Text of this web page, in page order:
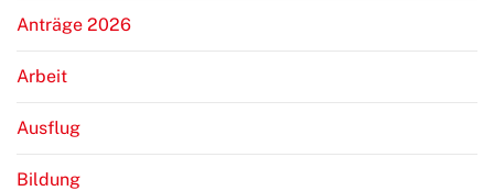
Anträge 2026
Arbeit
Ausflug
Bildung